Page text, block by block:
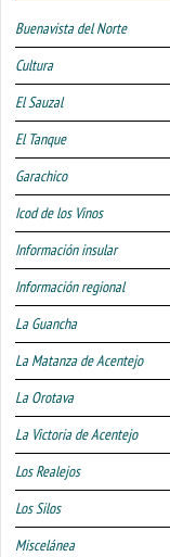
Buenavista del Norte
Cultura
El Sauzal
El Tanque
Garachico
Icod de los Vinos
Información insular
Información regional
La Guancha
La Matanza de Acentejo
La Orotava
La Victoria de Acentejo
Los Realejos
Los Silos
Miscelánea